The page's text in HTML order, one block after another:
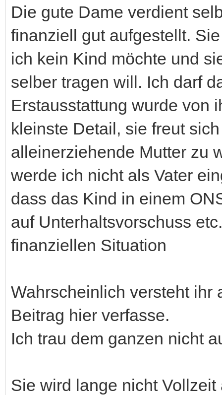
Die gute Dame verdient
finanziell gut aufgestellt.
ich kein Kind möchte und
selber tragen will. Ich darf
Erstausstattung wurde von
kleinste Detail, sie freut
alleinerziehende Mutter zu
werde ich nicht als Vater
dass das Kind in einem
auf Unterhaltsvorschuss
finanziellen Situation
Wahrscheinlich versteht ihr
Beitrag hier verfasse.
Ich trau dem ganzen nicht
Sie wird lange nicht